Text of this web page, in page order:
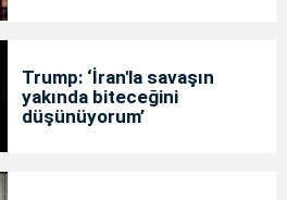
Trump: ‘İran'la savaşın
yakında biteceğini
düşünüyorum’